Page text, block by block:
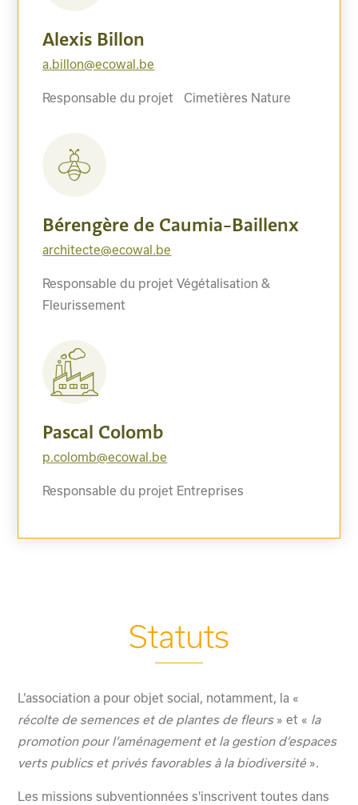
Alexis Billon
a.billon@ecowal.be
Responsable du projet Cimetières Nature
Bérengère de Caumia-Baillenx
architecte@ecowal.be
Responsable du projet Végétalisation &
Fleurissement
Pascal Colomb
p.colomb@ecowal.be
Responsable du projet Entreprises
Statuts
L’association a pour objet social, notamment, la «
récolte de semences et de plantes de fleurs» et « la
promotion pour l’aménagement et la gestion d’espaces
verts publics et privés favorables à la biodiversité ».
Les missions subventionnées s'inscrivent toutes dans